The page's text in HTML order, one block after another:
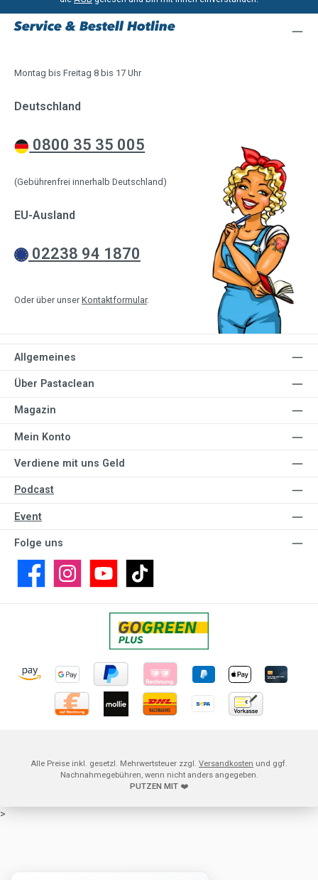
Service & Bestell Hotline
Montag bis Freitag 8 bis 17 Uhr
Deutschland
0800 35 35 005
(Gebührenfrei innerhalb Deutschland)
EU-Ausland
02238 94 1870
Oder über unser Kontaktformular.
Allgemeines
Über Pastaclean
Magazin
Mein Konto
Verdiene mit uns Geld
Podcast
Event
Folge uns
FacebookInstagramYouTubeTikTok
Alle Preise inkl. gesetzl. Mehrwertsteuer zzgl. Versandkosten und ggf.
Nachnahmegebühren, wenn nicht anders angegeben.
PUTZEN MIT ❤️
>